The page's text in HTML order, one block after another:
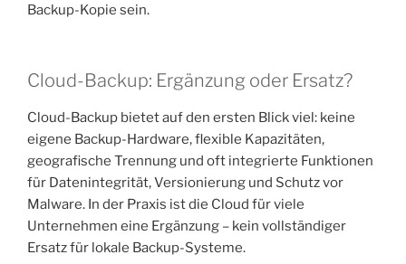
Backup-Kopie sein.
Cloud-Backup: Ergänzung oder Ersatz?
Cloud-Backup bietet auf den ersten Blick viel: keine
eigene Backup-Hardware, flexible Kapazitäten,
geografische Trennung und oft integrierte Funktionen
für Datenintegrität, Versionierung und Schutz vor
Malware. In der Praxis ist die Cloud für viele
Unternehmen eine Ergänzung – kein vollständiger
Ersatz für lokale Backup-Systeme.